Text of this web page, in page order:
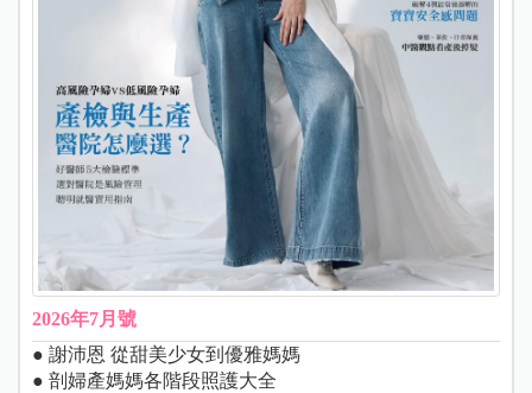
2026年7月號
● 謝沛恩 從甜美少女到優雅媽媽
● 剖婦產媽媽各階段照護大全